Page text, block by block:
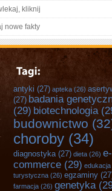
kliknij
nowe fakty
antyki (27) apteka (26)
(27) badania
(29) biotechnologia
budownictwo
choroby (34)
diagnostyka(27) dieta (26) e-
commerce (29) edukacja
turystyczna (26) egzaminy
farmacja (26) genetyka